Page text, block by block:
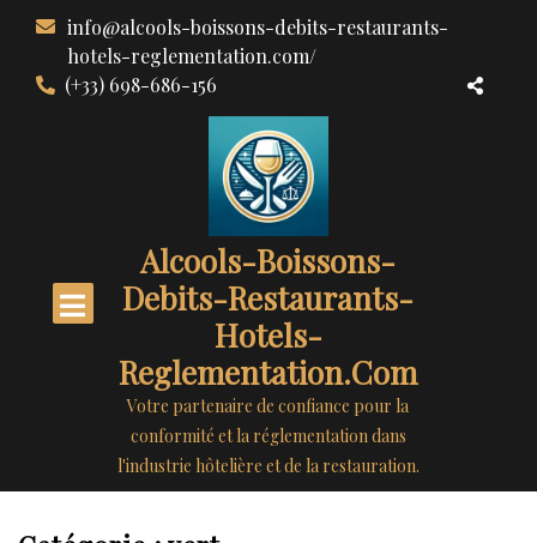
contenu
info@alcools-boissons-debits-restaurants-
hotels-reglementation.com/
(+33) 698-686-156
Alcools-Boissons-
Debits-Restaurants-
Hotels-
Reglementation.com
Votre partenaire de confiance pour la
conformité et la réglementation dans
l'industrie hôtelière et de la restauration.